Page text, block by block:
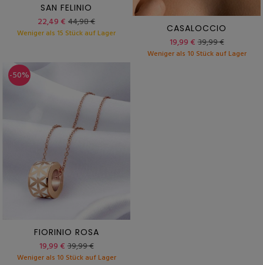
SAN FELINIO
22,49 € 44,98 €
Weniger als 15 Stück auf Lager CASALOCCIO
19,99 €39,99 €
Weniger als 10 Stück auf Lager
-50%
FIORINIO ROSA
19,99 €39,99 €
Weniger als 10 Stück auf Lager